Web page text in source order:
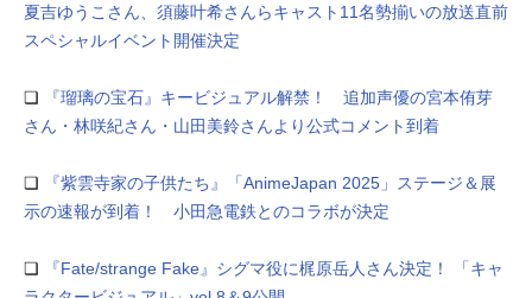
夏吉ゆうこさん、須藤叶希さんらキャスト11名勢揃いの放送直前
スペシャルイベント開催決定
❏
『瑠璃の宝石』キービジュアル解禁！ 追加声優の宮本侑芽
さん・林咲紀さん・山田美鈴さんより公式コメント到着
❏
『紫雲寺家の子供たち』「AnimeJapan 2025」ステージ＆展
⽰の速報が到着！ ⼩⽥急電鉄とのコラボが決定
❏
『Fate/strange Fake』シグマ役に梶原岳人さん決定！ 「キャ